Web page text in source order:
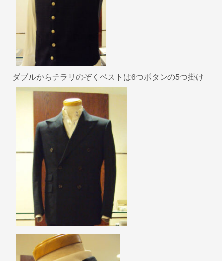
ダブルからチラリのぞくベストは6つボタンの5つ掛け